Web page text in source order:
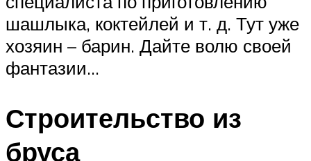
шашлыка, коктейлей и т. д. Тут уже
хозяин – барин. Дайте волю своей
фантазии…
Строительство из
бруса